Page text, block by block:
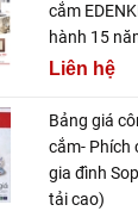
cắm
hành 15
Liên hệ
Bảng giá
cắm- Phích
gia đình
tải cao)